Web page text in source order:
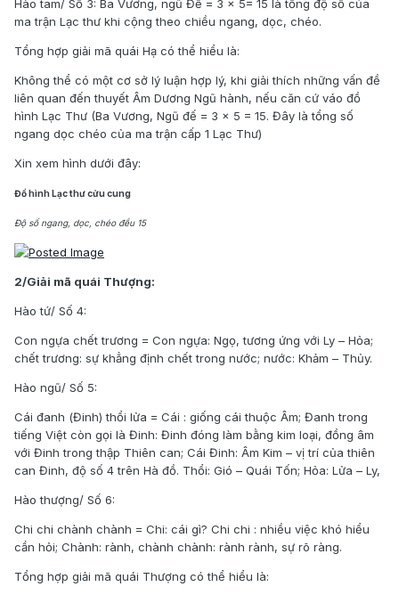
Hào tam/ Số 3: Ba Vương, ngũ Đế = 3 x 5= 15 là tổng độ số của
ma trận Lạc thư khi cộng theo chiều ngang, dọc, chéo.
Tổng hợp giải mã quái Hạ có thể hiểu là:
Không thể có một cơ sở lý luận hợp lý, khi giải thích những vấn đề
liên quan đến thuyết Âm Dương Ngũ hành, nếu căn cứ váo đồ
hình Lạc Thư (Ba Vương, Ngũ đế = 3 x 5 = 15. Đây là tổng số
ngang dọc chéo của ma trận cấp 1 Lạc Thư)
Xin xem hình dưới đây:
Đồ hình Lạc thư cửu cung
Độ số ngang, dọc, chéo đều 15
2/Giải mã quái Thượng:
Hào tứ/ Số 4:
Con ngựa chết trương = Con ngựa: Ngọ, tương ứng với Ly – Hỏa;
chết trương: sự khẳng định chết trong nước; nước: Khảm – Thủy.
Hào ngũ/ Số 5:
Cái đanh (Đinh) thổi lửa = Cái : giống cái thuộc Âm; Đanh trong
tiếng Việt còn gọi là Đinh: Đinh đóng làm bằng kim loại, đồng âm
với Đinh trong thập Thiên can; Cái Đinh: Âm Kim – vị trí của thiên
can Đinh, độ số 4 trên Hà đồ. Thổi: Gió – Quái Tốn; Hỏa: Lửa – Ly,
Hào thượng/ Số 6:
Chi chi chành chành = Chi: cái gì? Chi chi : nhiều việc khó hiểu
cần hỏi; Chành: rành, chành chành: rành rành, sự rõ ràng.
Tổng hợp giải mã quái Thượng có thể hiểu là: